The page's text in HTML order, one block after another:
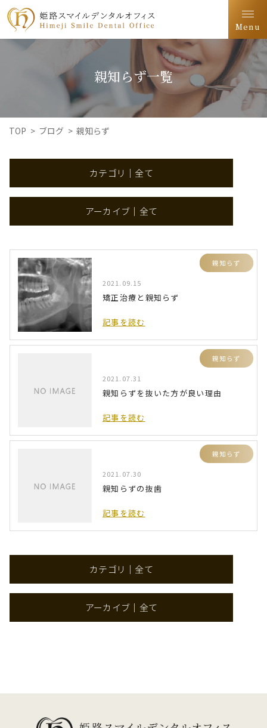
Menu
親知らず一覧
TOP > ブログ > 親知らず
カテゴリ｜全て
アーカイブ｜全て
インビザライン
親知らず
2021.09.15
矯正治療と親知らず
記事を読む
親知らず
2021.07.31
親知らずを抜いた方が良い理由
記事を読む
親知らず
2021.07.30
親知らずの抜歯
記事を読む
カテゴリ｜全て
アーカイブ｜全て